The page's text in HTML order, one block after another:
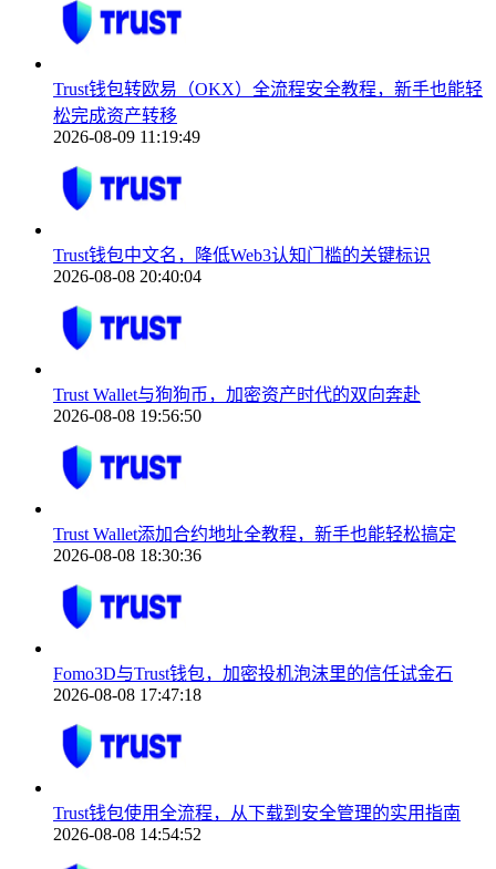
Trust钱包转欧易（OKX）全流程安全教程，新手也能轻
松完成资产转移
2026-08-09 11:19:49
Trust钱包中文名，降低Web3认知门槛的关键标识
2026-08-08 20:40:04
Trust Wallet与狗狗币，加密资产时代的双向奔赴
2026-08-08 19:56:50
Trust Wallet添加合约地址全教程，新手也能轻松搞定
2026-08-08 18:30:36
Fomo3D与Trust钱包，加密投机泡沫里的信任试金石
2026-08-08 17:47:18
Trust钱包使用全流程，从下载到安全管理的实用指南
2026-08-08 14:54:52